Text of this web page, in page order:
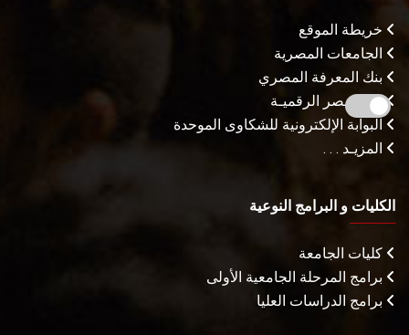
خريطة الموقع
الجامعات المصرية
بنك المعرفة المصري
بوابة مصر الرقميـة
البوابة الإلكترونية للشكاوى الموحدة
المزيـد . . .
الكليات و البرامج النوعية
كليات الجامعة
برامج المرحلة الجامعية الأولى
برامج الدراسات العليا